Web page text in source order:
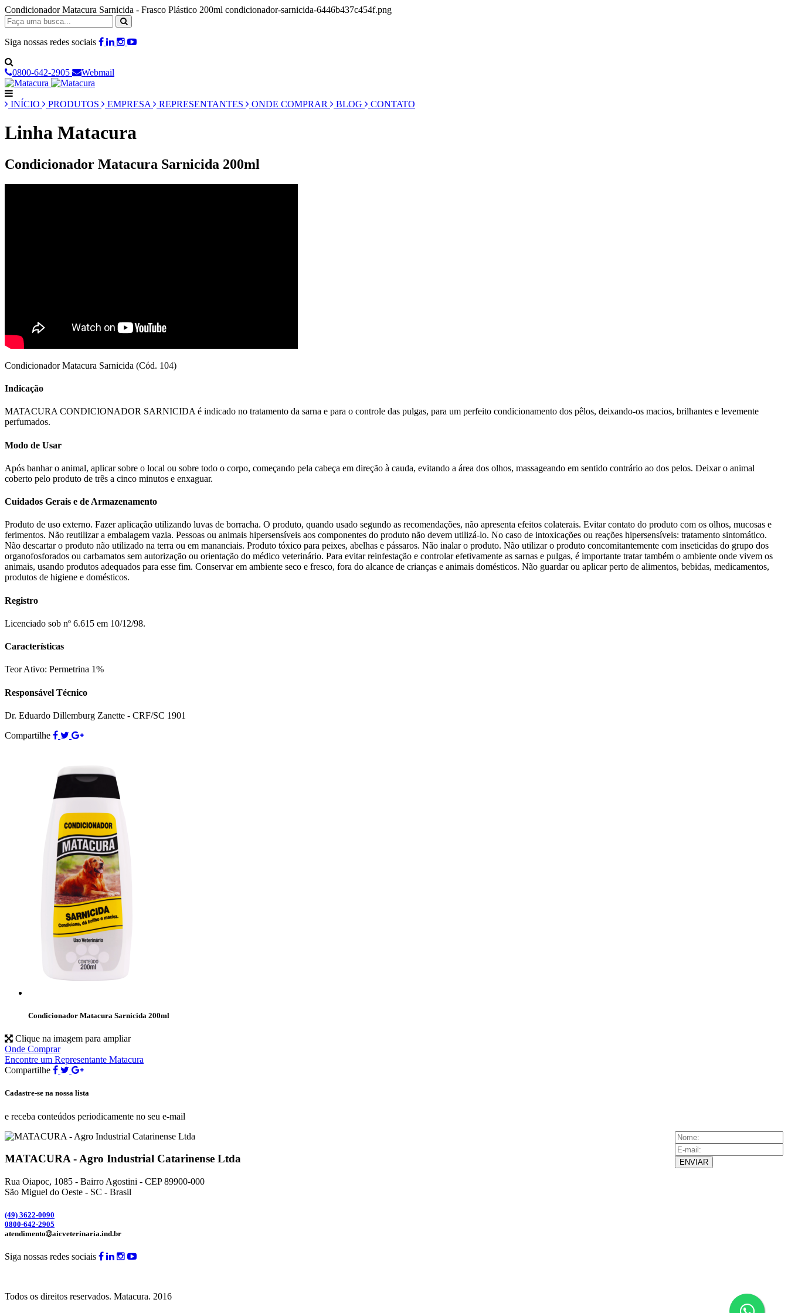
Condicionador Matacura Sarnicida - Frasco Plástico 200ml condicionador-sarnicida-6446b437c454f.png
Siga nossas redes sociais
0800-642-2905 Webmail
INÍCIO PRODUTOS EMPRESA REPRESENTANTES ONDE COMPRAR BLOG CONTATO
Linha Matacura
Condicionador Matacura Sarnicida 200ml
Condicionador Matacura Sarnicida (Cód. 104)
Indicação
MATACURA CONDICIONADOR SARNICIDA é indicado no tratamento da sarna e para o controle das pulgas, para um perfeito condicionamento dos pêlos, deixando-os macios, brilhantes e levemente
perfumados.
Modo de Usar
Após banhar o animal, aplicar sobre o local ou sobre todo o corpo, começando pela cabeça em direção à cauda, evitando a área dos olhos, massageando em sentido contrário ao dos pelos. Deixar o animal
coberto pelo produto de três a cinco minutos e enxaguar.
Cuidados Gerais e de Armazenamento
Produto de uso externo. Fazer aplicação utilizando luvas de borracha. O produto, quando usado segundo as recomendações, não apresenta efeitos colaterais. Evitar contato do produto com os olhos, mucosas e
ferimentos. Não reutilizar a embalagem vazia. Pessoas ou animais hipersensíveis aos componentes do produto não devem utilizá-lo. No caso de intoxicações ou reações hipersensíveis: tratamento sintomático.
Não descartar o produto não utilizado na terra ou em mananciais. Produto tóxico para peixes, abelhas e pássaros. Não inalar o produto. Não utilizar o produto concomitantemente com inseticidas do grupo dos
organofosforados ou carbamatos sem autorização ou orientação do médico veterinário. Para evitar reinfestação e controlar efetivamente as sarnas e pulgas, é importante tratar também o ambiente onde vivem os
animais, usando produtos adequados para esse fim. Conservar em ambiente seco e fresco, fora do alcance de crianças e animais domésticos. Não guardar ou aplicar perto de alimentos, bebidas, medicamentos,
produtos de higiene e domésticos.
Registro
Licenciado sob nº 6.615 em 10/12/98.
Características
Teor Ativo: Permetrina 1%
Responsável Técnico
Dr. Eduardo Dillemburg Zanette - CRF/SC 1901
Compartilhe
Condicionador Matacura Sarnicida 200ml
Clique na imagem para ampliar
Onde Comprar
Encontre um Representante Matacura
Compartilhe
Cadastre-se na nossa lista
e receba conteúdos periodicamente no seu e-mail
ENVIAR
MATACURA - Agro Industrial Catarinense Ltda
Rua Oiapoc, 1085 - Bairro Agostini - CEP 89900-000
São Miguel do Oeste - SC - Brasil
(49) 3622-0090
0800-642-2905
atendimento
aicveterinaria.ind.br
Siga nossas redes sociais
Todos os direitos reservados. Matacura. 2016